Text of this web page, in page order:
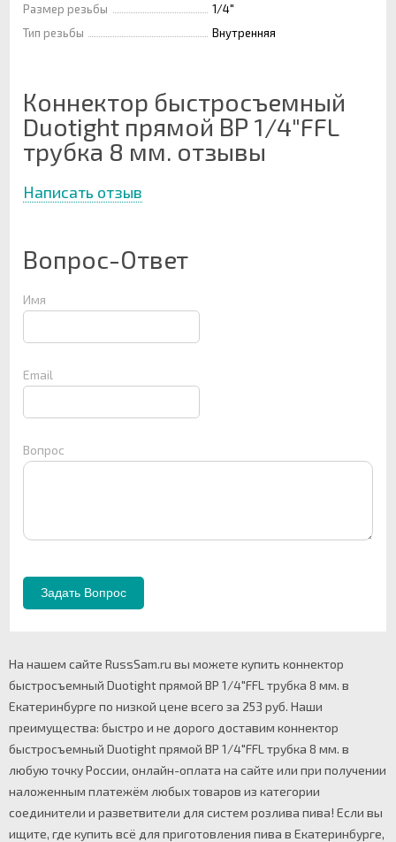
Размер резьбы
1/4"
Тип резьбы
Внутренняя
Коннектор быстросъемный
Duotight прямой ВР 1/4"FFL
трубка 8 мм. отзывы
Написать отзыв
Вопрос-Ответ
Имя
Email
Вопрос
На нашем сайте RussSam.ru вы можете купить коннектор
быстросъемный Duotight прямой ВР 1/4"FFL трубка 8 мм. в
Екатеринбурге по низкой цене всего за 253 руб. Наши
преимущества: быстро и не дорого доставим коннектор
быстросъемный Duotight прямой ВР 1/4"FFL трубка 8 мм. в
любую точку России, онлайн-оплата на сайте или при получении
наложенным платежём любых товаров из категории
соединители и разветвители для систем розлива пива! Если вы
ищите, где купить всё для приготовления пива в Екатеринбурге,